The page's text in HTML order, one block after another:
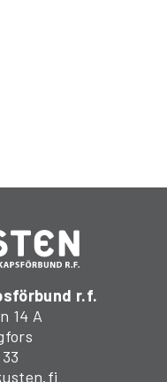
r.f.
14 A